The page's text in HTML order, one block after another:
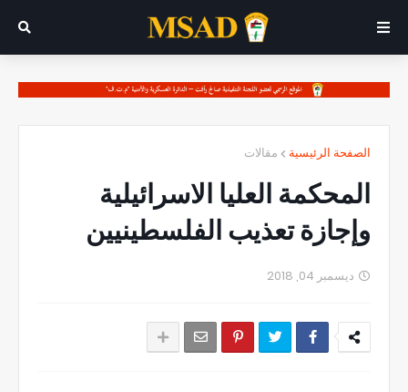
الصفحة الرئيسية مقالات
المحكمة العليا الاسرائيلية
وإجازة تعذيب الفلسطينيين
ديسمبر 04, 2018